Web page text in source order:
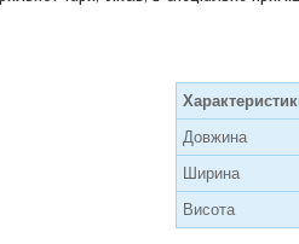
Довжина
Ширина
Висота